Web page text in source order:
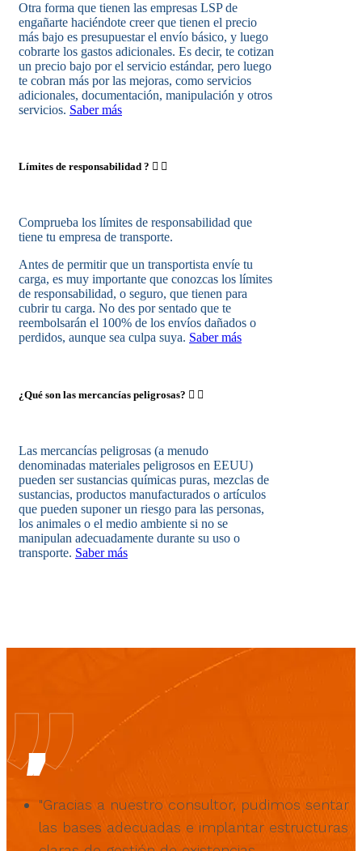
Otra forma que tienen las empresas LSP de
engañarte haciéndote creer que tienen el precio
más bajo es presupuestar el envío básico, y luego
cobrarte los gastos adicionales. Es decir, te cotizan
un precio bajo por el servicio estándar, pero luego
te cobran más por las mejoras, como servicios
adicionales, documentación, manipulación y otros
servicios. Saber más
Límites de responsabilidad ?
Comprueba los límites de responsabilidad que
tiene tu empresa de transporte.
Antes de permitir que un transportista envíe tu
carga, es muy importante que conozcas los límites
de responsabilidad, o seguro, que tienen para
cubrir tu carga. No des por sentado que te
reembolsarán el 100% de los envíos dañados o
perdidos, aunque sea culpa suya. Saber más
¿Qué son las mercancías peligrosas?
Las mercancías peligrosas (a menudo
denominadas materiales peligrosos en EEUU)
pueden ser sustancias químicas puras, mezclas de
sustancias, productos manufacturados o artículos
que pueden suponer un riesgo para las personas,
los animales o el medio ambiente si no se
manipulan adecuadamente durante su uso o
transporte. Saber más
"Gracias a nuestro consultor, pudimos sentar
las bases adecuadas e implantar estructuras